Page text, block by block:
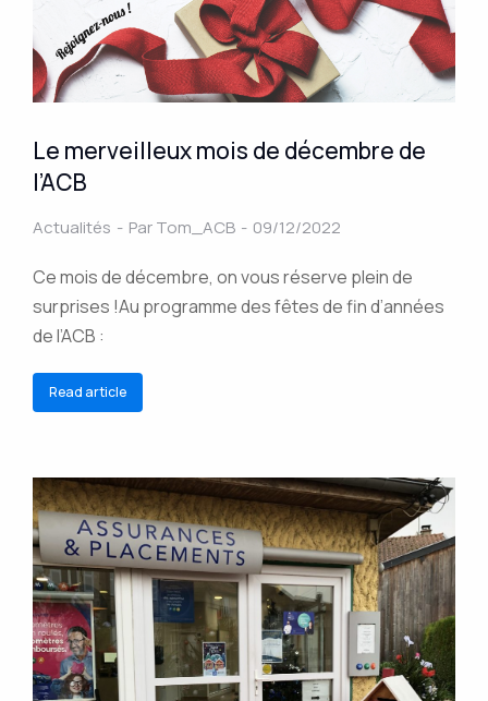
Le merveilleux mois de décembre de
l’ACB
Actualités ParTom_ACB 09/12/2022
Ce mois de décembre, on vous réserve plein de
surprises !Au programme des fêtes de fin d’années
de l’ACB :
Read article